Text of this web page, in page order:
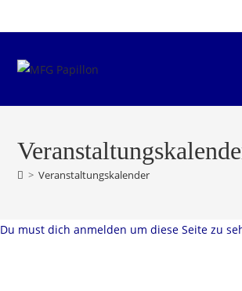
Inhalt
> Veranstaltungskalender
Du must dich anmelden um diese Seite zu